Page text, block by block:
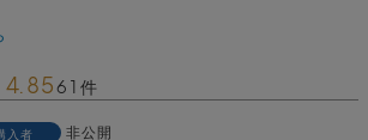
4.8561
入者
非公開